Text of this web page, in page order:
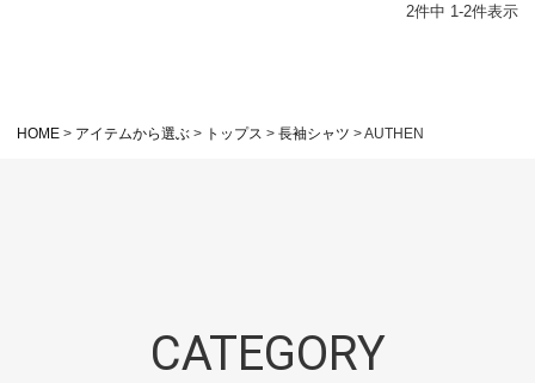
2件中 1-2件表示
HOME アイテムから選ぶ トップス 長袖シャツ AUTHEN
CATEGORY